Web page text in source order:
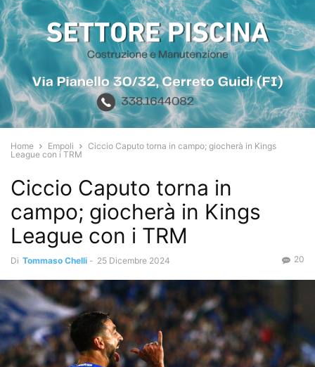
Home Empoli
Ciccio Caputo torna in campo; giocherà in Kings
League con i TRM
Ciccio Caputo torna in
campo; giocherà in Kings
League con i TRM
Di Tommaso Chelli - 25 Dicembre 2024 20